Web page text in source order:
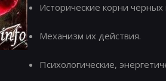
Исторические корни чёрных
Механизм их действия.
Психологические,